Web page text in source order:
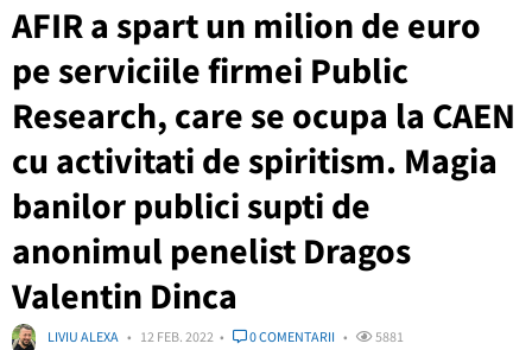
AFIR a spart un milion de euro
pe serviciile firmei Public
Research, care se ocupa la CAEN
cu activitati de spiritism. Magia
banilor publici supti de
anonimul penelist Dragos
Valentin Dinca
LIVIU ALEXA 12 FEB. 2022 0 COMENTARII 5881